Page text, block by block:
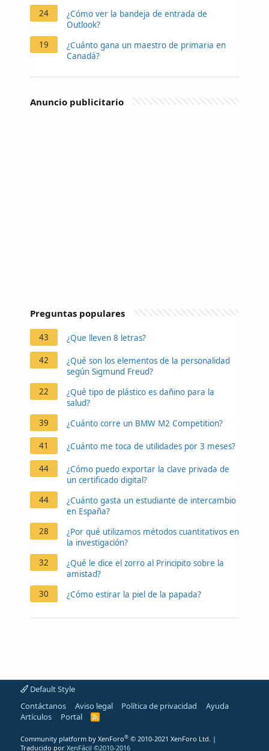
24
¿Cómo ver la bandeja de entrada de
Outlook?
19
¿Cuánto gana un maestro de primaria en
Canadá?
Anuncio publicitario
Preguntas populares
43 ¿Que lleven 8 letras?
42
¿Qué son los elementos de la personalidad
según Sigmund Freud?
22
¿Qué tipo de plástico es dañino para la
salud?
39
¿Cuánto corre un BMW M2 Competition?
41 ¿Cuánto me toca de utilidades por 3 meses?
44
¿Cómo puedo exportar la clave privada de
un certificado digital?
44
¿Cuánto gasta un estudiante de intercambio
en España?
28
¿Por qué utilizamos métodos cuantitativos en
la investigación?
32
¿Qué le dice el zorro al Principito sobre la
amistad?
30
¿Cómo estirar la piel de la papada?
Default Style
Contáctanos
Aviso legal Política de privacidad
Ayuda
Artículos
Portal
R
Community platform by XenForo® © 2010-2021 XenForo Ltd. |
Traducido por XenFácil ©2010-2016